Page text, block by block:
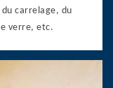
carrelage, du
verre, etc.